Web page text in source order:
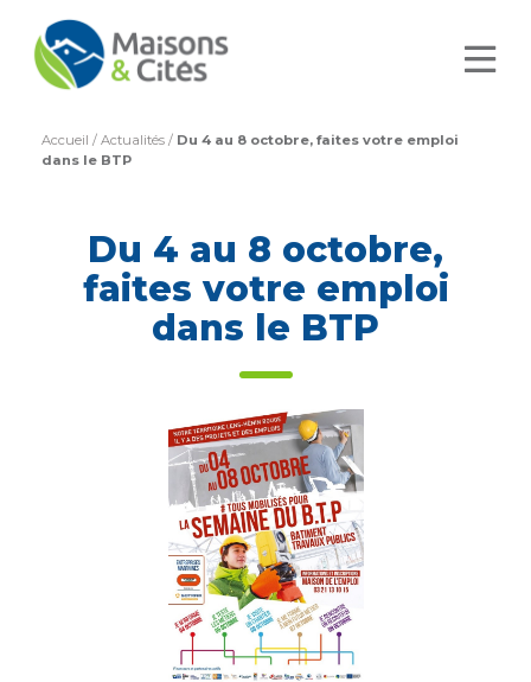
Accueil / Actualités / Du 4 au 8 octobre, faites votre emploi
dans le BTP
Du 4 au 8 octobre,
faites votre emploi
dans le BTP